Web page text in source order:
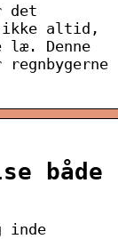
det
ikke altid,
Denne
både
inde